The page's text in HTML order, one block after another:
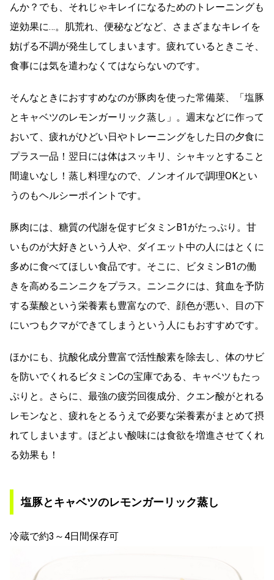
んか？でも、それじゃキレイになるためのトレーニングも
逆効果に…。肌荒れ、便秘などなど、さまざまなキレイを
妨げる不調が発生してしまいます。疲れているときこそ、
食事には気を遣わなくてはならないのです。
そんなときにおすすめなのが豚肉を使った常備菜、「塩豚
とキャベツのレモンガーリック蒸し」。週末などに作って
おいて、疲れがひどい日やトレーニングをした日の夕食に
プラス一品！翌日には体はスッキリ、シャキッとすること
間違いなし！蒸し料理なので、ノンオイルで調理OKとい
うのもヘルシーポイントです。
豚肉には、糖質の代謝を促すビタミンB1がたっぷり。甘
いものが大好きという人や、ダイエット中の人にはとくに
多めに食べてほしい食品です。そこに、ビタミンB1の働
きを高めるニンニクをプラス。ニンニクには、貧血を予防
する葉酸という栄養素も豊富なので、顔色が悪い、目の下
にいつもクマができてしまうという人にもおすすめです。
ほかにも、抗酸化成分豊富で活性酸素を除去し、体のサビ
を防いでくれるビタミンCの宝庫である、キャベツもたっ
ぷりと。さらに、最強の疲労回復成分、クエン酸がとれる
レモンなと、疲れをとるうえで必要な栄養素がまとめて摂
れてしまいます。ほどよい酸味には食欲を増進させてくれ
る効果も！
塩豚とキャベツのレモンガーリック蒸し
冷蔵で約3～4日間保存可